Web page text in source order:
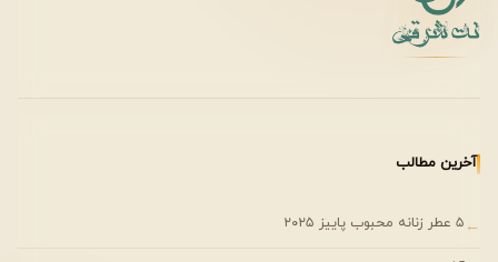
مجالس رسمی
به دلیل شیرینی و حضور نت‌های خامه‌ای، برای استفاده روزمره
جنسیت و سن مناسب
جنسیت: زنانه
آخرین مطالب
← ۵ عطر زنانه محبوب پاییز ۲۰۲۵